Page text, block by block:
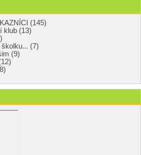
(145)
klub (13)
(7)
(9)